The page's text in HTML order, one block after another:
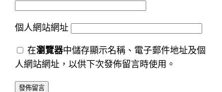
個人網站網址
在瀏覽器中儲存顯示名稱、電子郵件地址及個
人網站網址，以供下次發佈留言時使用。